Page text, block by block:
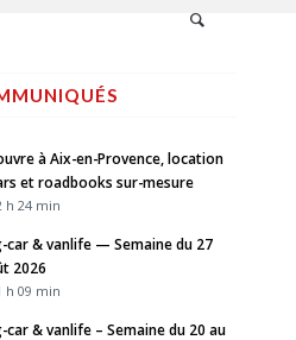
à Aix-en-Provence, location
et roadbooks sur-mesure
h 24 min
car & vanlife — Semaine du 27
2026
h 09 min
car & vanlife – Semaine du 20 au